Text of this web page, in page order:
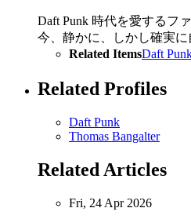
Daft Punk 時代を愛するフ
今、静かに、しかし確実
Related ItemsDaft
Related Profiles
Daft Punk
Thomas Bangalter
Related Articles
Fri, 24 Apr 2026